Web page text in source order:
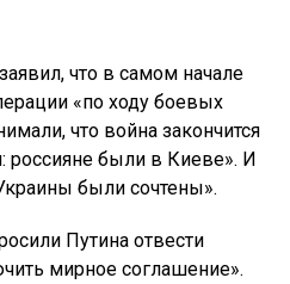
что в самом начале
«по ходу боевых
что война закончится
россияне были в Киеве». И
были сочтены».
Путина отвести
мирное соглашение».